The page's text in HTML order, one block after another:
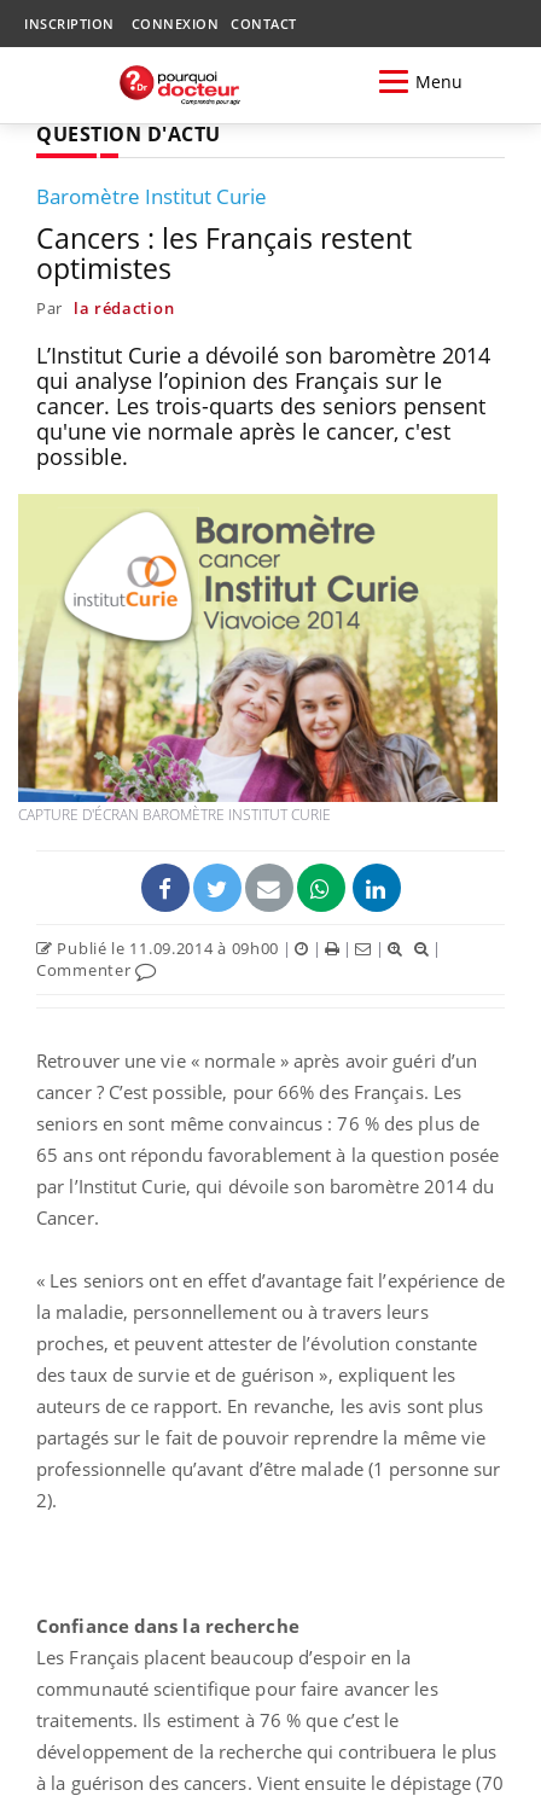
INSCRIPTION CONNEXION CONTACT
Menu
QUESTION D'ACTU
Baromètre Institut Curie
Cancers : les Français restent
optimistes
Par la rédaction
L’Institut Curie a dévoilé son baromètre 2014
qui analyse l’opinion des Français sur le
cancer. Les trois-quarts des seniors pensent
qu'une vie normale après le cancer, c'est
possible.
CAPTURE D'ÉCRAN BAROMÈTRE INSTITUT CURIE
Publié le 11.09.2014 à 09h00 | | | |
|
Commenter
Retrouver une vie « normale » après avoir guéri d’un
cancer ? C’est possible, pour 66% des Français. Les
seniors en sont même convaincus : 76 % des plus de
65 ans ont répondu favorablement à la question posée
par l’Institut Curie, qui dévoile son baromètre 2014 du
Cancer.
« Les seniors ont en effet d’avantage fait l’expérience de
la maladie, personnellement ou à travers leurs
proches, et peuvent attester de l’évolution constante
des taux de survie et de guérison », expliquent les
auteurs de ce rapport. En revanche, les avis sont plus
partagés sur le fait de pouvoir reprendre la même vie
professionnelle qu’avant d’être malade (1 personne sur
2).
Confiance dans la recherche
Les Français placent beaucoup d’espoir en la
communauté scientifique pour faire avancer les
traitements. Ils estiment à 76 % que c’est le
développement de la recherche qui contribuera le plus
à la guérison des cancers. Vient ensuite le dépistage (70